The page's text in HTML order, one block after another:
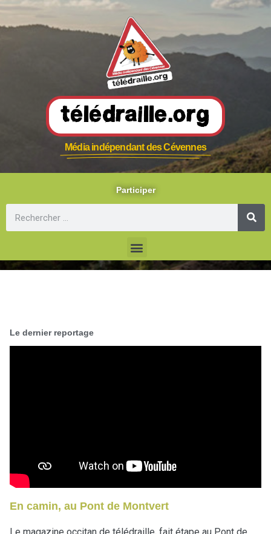
Télédraille.org
Média indépendant des Cévennes
Participer
Le dernier reportage
En camin, au Pont de Montvert